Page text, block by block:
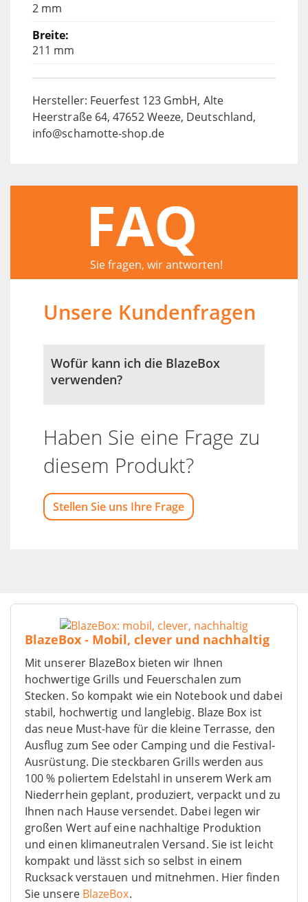
BlazeBox - Mobil, clever und nachhaltig
Mit unserer BlazeBox bieten wir Ihnen
hochwertige Grills und Feuerschalen zum
Stecken. So kompakt wie ein Notebook und dabei
stabil, hochwertig und langlebig. Blaze Box ist
das neue Must-have für die kleine Terrasse, den
Ausflug zum See oder Camping und die Festival-
Ausrüstung. Die steckbaren Grills werden aus
100 % poliertem Edelstahl in unserem Werk am
Niederrhein geplant, produziert, verpackt und zu
Ihnen nach Hause versendet. Dabei legen wir
großen Wert auf eine nachhaltige Produktion
und einen klimaneutralen Versand. Sie ist leicht
kompakt und lässt sich so selbst in einem
Rucksack verstauen und mitnehmen. Hier finden
Sie unsere BlazeBox.
2 mm
211 mm
Hersteller: Feuerfest 123 GmbH, Alte
Heerstraße 64, 47652 Weeze, Deutschland,
info@schamotte-shop.de
FAQ
Sie fragen, wir antworten!
Unsere Kundenfragen
Wofür kann ich die BlazeBox
verwenden?
Haben Sie eine Frage zu
diesem Produkt?
Stellen Sie uns Ihre Frage